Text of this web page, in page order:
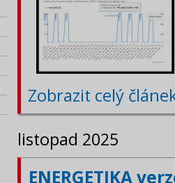
Zobrazit celý
listopad 2025
ENERGETIKA